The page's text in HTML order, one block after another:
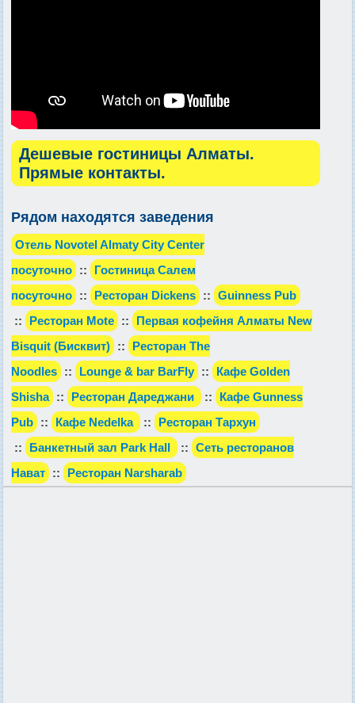
Дешевые гостиницы Алматы.
Прямые контакты.
Рядом находятся заведения
Отель Novotel Almaty City Center
посуточно ::
Гостиница Салем
посуточно :: Ресторан Dickens :: Guinness Pub
::
Ресторан Mote ::
Первая кофейня Алматы New
Bisquit (Бисквит) ::
Ресторан The
Noodles :: Lounge & bar BarFly ::
Кафе Golden
Shisha :: Ресторан Дареджани ::
Кафе Gunness
Pub :: Кафе Nedelka ::
Ресторан Тархун
::
Банкетный зал Park Hall :: Сеть ресторанов
Нават :: Ресторан Narsharab